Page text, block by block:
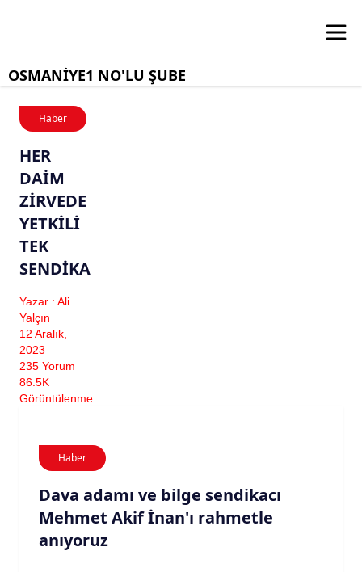
OSMANİYE1 NO'LU ŞUBE
Haber
HER
DAİM
ZİRVEDE
YETKİLİ
TEK
SENDİKA
Yazar : Ali
Yalçın
12 Aralık,
2023
235 Yorum
86.5K
Görüntülenme
Haber
Dava adamı ve bilge sendikacı
Mehmet Akif İnan'ı rahmetle
anıyoruz